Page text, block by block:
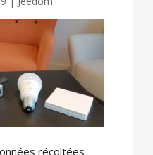
récoltées